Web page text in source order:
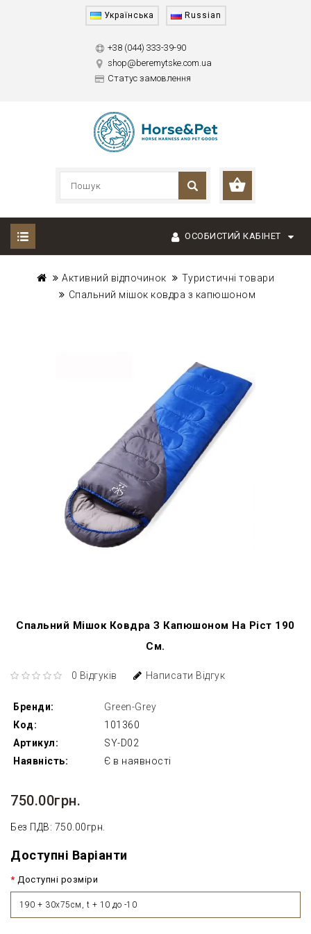
Українська Russian
+38 (044) 333-39-90
shop@beremytske.com.ua
Статус замовлення
ОСОБИСТИЙ КАБІНЕТ
Активний відпочинок
Туристичні товари
Спальний мішок ковдра з капюшоном
Спальний Мішок Ковдра З Капюшоном На Ріст 190
См.
0 Відгуків Написати Відгук
Бренди:
Green-Grey
Код:
101360
Артикул:
SY-D02
Наявність:
Є в наявності
750.00грн.
Без ПДВ: 750.00грн.
Доступні Варіанти
Доступні розміри
190 + 30х75см, t + 10 до -10